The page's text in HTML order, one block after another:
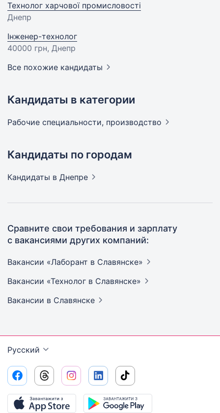
Технолог харчової промисловості
Днепр
Інженер-технолог
40000 грн, Днепр
Все похожие кандидаты
Кандидаты в категории
Рабочие специальности, производство
Кандидаты по городам
Кандидаты в Днепре
Сравните свои требования и зарплату
с вакансиями других компаний:
Вакансии «Лаборант в Славянске»
Вакансии «Технолог в Славянске»
Вакансии в Славянске
Русский